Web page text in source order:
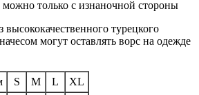
можно только с изнаночной стороны
турецкого
могут оставлять ворс на одежде
S M L
XL